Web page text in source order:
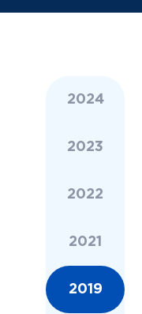
2024
2023
2022
2021
2019